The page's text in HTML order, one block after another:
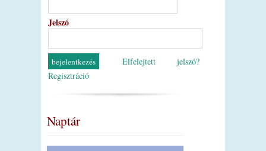
Jelszó
Elfelejtett jelszó?
Regisztráció
Naptár